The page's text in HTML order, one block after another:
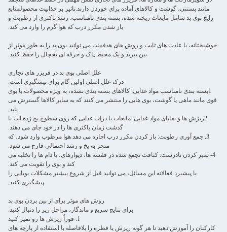
مانند بستنی، گوشت و کالاهای آماده برای خوردن دارند.تاثیر بر جذابیت محصولمنابع
رایج بوی بد شامل مایعات ریخته شده، بسته بندی نامناسب، رشد باکتری از رطوبت و
باز شدن مکرر درب که هوا گرم را وارد می کند.
خوشبختانه، با عادت های ثابت و روش های هدفمند، می توانید بوی بد را به طور موثر از
بین ببرید و یک محیط پاک و حرفه ای یخچال را حفظ کنید.
علل اصلی بوی بد در فریزر های تجاری
درک علل اصلی اولین گام برای پیشگیری است:
1بسته بندی نامناسب مواد غذایی: کالاهای بسته بندی نشده، به ویژه محصولات با بوی
قوی مانند ماهی یا گوشت، بوی هایی را منتشر می کنند که به سایر کالاها گسترش می
یابد.
2ریزش ها و بقایای مواد غذایی: مایعات یا ذرات غذایی که روی سطوح یخ زده اند، با
گذشت زمان باکتری ها را در خود جای می دهند.
3. جمع آوری رطوبت: باز کردن مکرر درب اجازه می دهد هوا مرطوب وارد شود، که
منجر به یخ و رشد احتمالی قارچ می شود.
4- تمیز کردن نادرست: کثافت تجمع شده در قفسه ها، دیوارهای، یا دام ها را تخلیه می
کند و بوی را تقویت می کند.
با پیشبرد فعالانه این مسائل، می توانید قبل از شروع بیشتر مشکلات بویایی را
پیشگیری کنید.
روش های موثر برای از بین بردن بوی بد
برای نتایج سریع و ماندگار، مراحل زیر را دنبال کنید:
1. فوراً ریزش ها رو تمیز کنید
کارکنان را آموزش دهید تا هر گونه ریزش یا قطره را بلافاصله با استفاده از پارچه های